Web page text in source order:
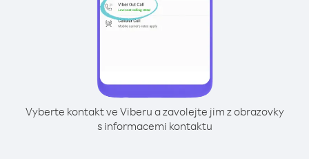
Vyberte kontakt ve Viberu a zavolejte jim z obrazovky
s informacemi kontaktu